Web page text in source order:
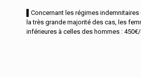
▌Concernant les régimes
la très grande majorité des cas, les
inférieures à celles des hommes :